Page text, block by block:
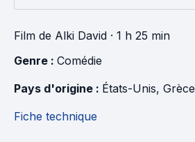
Film de Alki David · 1 h 25 min
Genre : Comédie
Pays d'origine : États-Unis, Grèce
Fiche technique